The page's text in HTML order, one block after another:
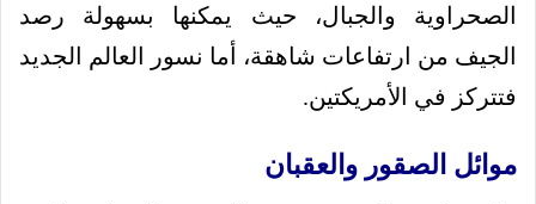
الصحراوية والجبال، حيث يمكنها بسهولة رصد
الجيف من ارتفاعات شاهقة، أما نسور العالم الجديد
فتتركز في الأمريكتين.
موائل الصقور والعقبان